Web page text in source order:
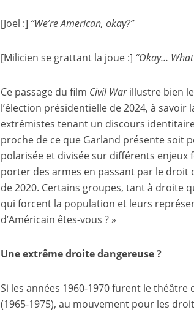
[Joel :] “We’re American, okay?”
[Milicien se grattant la joue :] “Okay…
Ce passage du film Civil Warillustre bien
l’élection présidentielle de 2024, à
extrémistes tenant un discours
proche de ce que Garland présente soit
polarisée et divisée sur différents
porter des armes en passant par le droit
de 2020. Certains groupes, tant à droite
qui forcent la population et leurs
d’Américain êtes-vous ? »
Une extrême droite dangereuse ?
Si les années 1960-1970 furent le
(1965-1975), au mouvement pour les